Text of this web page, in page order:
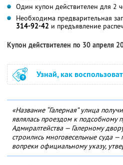
Один купон действителен для 2
Необходима предварительная
314-92-42 и предъявление
Купон действителен по 30 апреля
Узнай, как
«Название “Галерная” улица
являлась проездом к подсобному
Адмиралтейства — Галерному
строились многовесельные суда —
вопреки официальному указу,